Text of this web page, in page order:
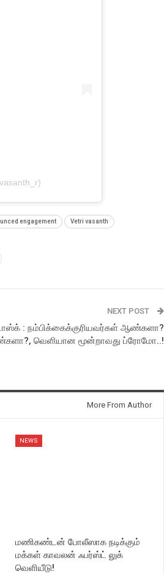
engagement Vetri vasanth
NEXT POST
: நம்பிக்கைக்குரியவர்கள் ஆண்களா?
வெளியான மூன்றாவது ப்ரோமோ..!
More From Author
NEWS
மணிகண்டன் போலீஸாக நடிக்கும்
மக்கள் காவலன் ஃபர்ஸ்ட் லுக்
வெளியீடு!